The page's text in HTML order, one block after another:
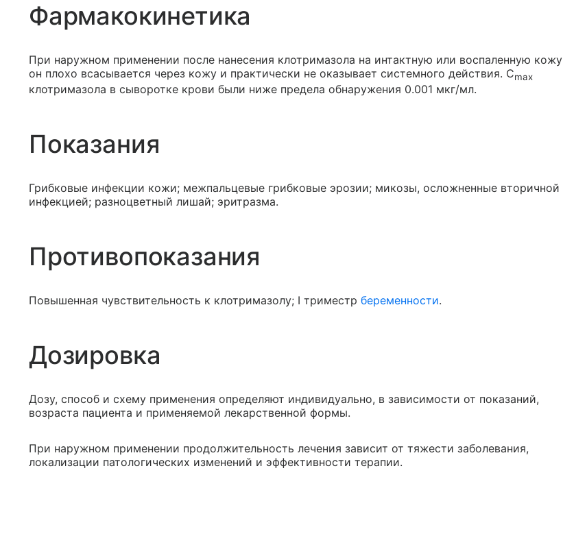
Фармакокинетика
При наружном применении после нанесения клотримазола на интактную или воспаленную кожу
он плохо всасывается через кожу и практически не оказывает системного действия. Cmax
клотримазола в сыворотке крови были ниже предела обнаружения 0.001 мкг/мл.
Показания
Грибковые инфекции кожи; межпальцевые грибковые эрозии; микозы, осложненные вторичной
инфекцией; разноцветный лишай; эритразма.
Противопоказания
Повышенная чувствительность к клотримазолу; I триместр беременности.
Дозировка
Дозу, способ и схему применения определяют индивидуально, в зависимости от показаний,
возраста пациента и применяемой лекарственной формы.
При наружном применении продолжительность лечения зависит от тяжести заболевания,
локализации патологических изменений и эффективности терапии.